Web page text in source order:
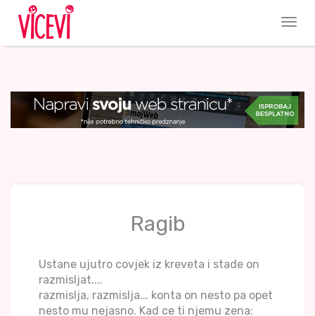
Ragib
Ustane ujutro covjek iz kreveta i stade on
razmisljat....
razmislja, razmislja... konta on nesto pa opet
nesto mu nejasno. Kad ce ti njemu zena: